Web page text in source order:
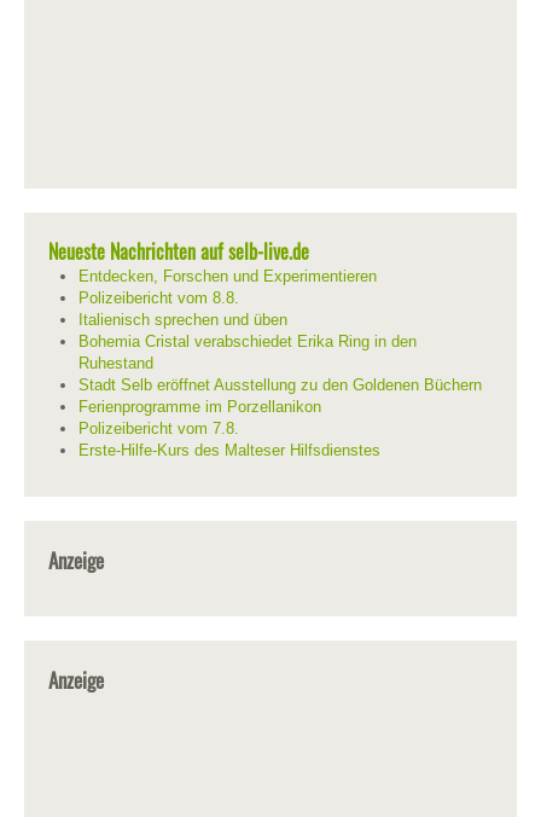
Neueste Nachrichten auf selb-live.de
Entdecken, Forschen und Experimentieren
Polizeibericht vom 8.8.
Italienisch sprechen und üben
Bohemia Cristal verabschiedet Erika Ring in den
Ruhestand
Stadt Selb eröffnet Ausstellung zu den Goldenen Büchern
Ferienprogramme im Porzellanikon
Polizeibericht vom 7.8.
Erste-Hilfe-Kurs des Malteser Hilfsdienstes
Anzeige
Anzeige